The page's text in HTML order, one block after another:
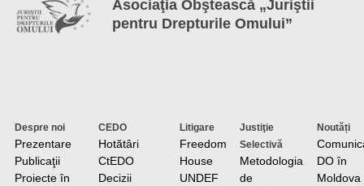
Asociaţia Obştească „Juriştii
pentru Drepturile Omului”
Despre noi
Prezentare
Publicaţii
Proiecte în
CEDO
Hotătâri
CtEDO
Decizii
Litigare
Freedom
House
UNDEF
Justiţie
Selectivă
Metodologia
de
Noutăți
DO în
Moldova